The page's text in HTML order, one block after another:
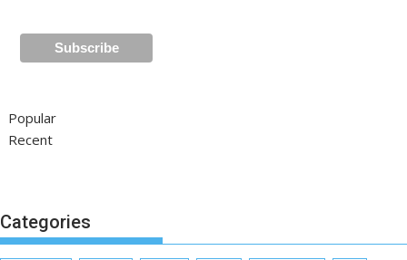
Popular
Recent
Categories